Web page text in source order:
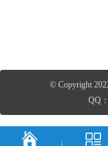
© Copyright
QQ